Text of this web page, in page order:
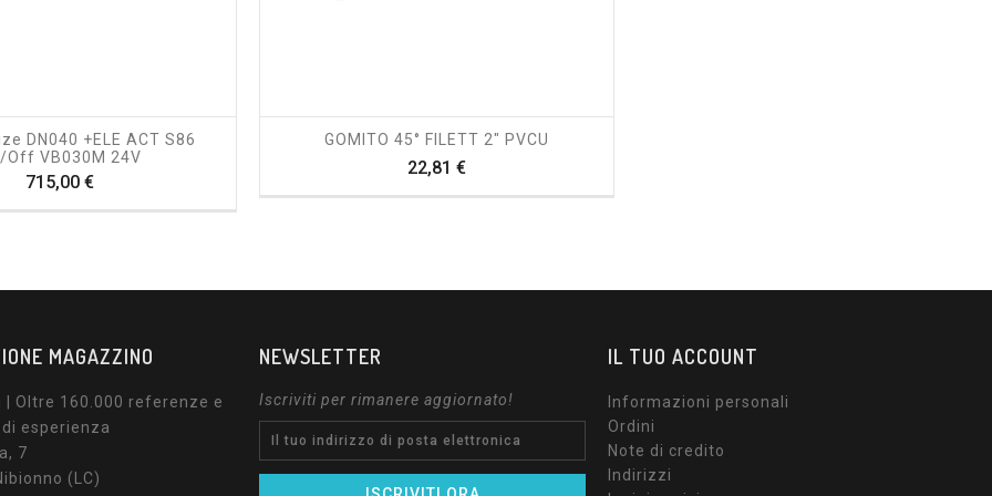
DN040 +ELE ACT S86
off VB030M 24V
715,00 €Prezzo
GOMITO 45° FILETT 2" PVCU
22,81 €Prezzo
MAGAZZINO
| Oltre 160.000 referenze e
esperienza
7
(LC)
NEWSLETTER
Iscriviti per rimanere aggiornato!
IL TUO ACCOUNT
Informazioni personali
Ordini
Note di credito
Indirizzi